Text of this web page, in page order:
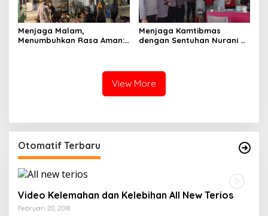
Menjaga Malam,
Menumbuhkan Rasa Aman:
Menjaga Kamtibmas
dengan Sentuhan Nurani di
View More
Otomatif Terbaru
Video Kelemahan dan Kelebihan All New Terios
Februari 20, 2018